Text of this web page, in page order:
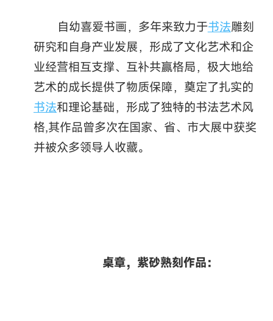
自幼喜爱书画，多年来致力于书法雕刻
研究和自身产业发展，形成了文化艺术和企
业经营相互支撑、互补共赢格局，极大地给
艺术的成长提供了物质保障，奠定了扎实的
书法和理论基础，形成了独特的书法艺术风
格,其作品曾多次在国家、省、市大展中获奖
并被众多领导人收藏。
桌章，紫砂熟刻作品：